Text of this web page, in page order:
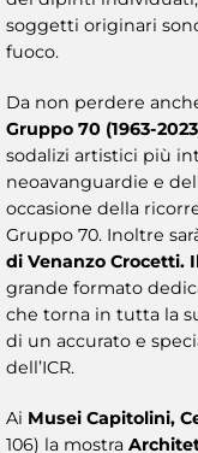
soggetti originari
fuoco.
Da non perdere
Gruppo 70 (1963-
sodalizi artistici più
neoavanguardie e
occasione della
Gruppo 70. Inoltre
di Venanzo Crocetti.
grande formato
che torna in tutta la
di un accurato e
dell’ICR.
Ai Musei Capitolini,
106) la mostra